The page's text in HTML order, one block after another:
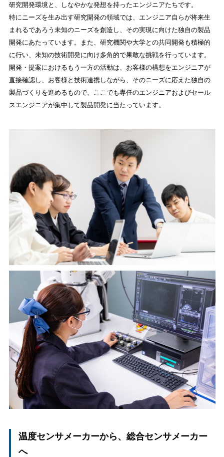
研究開発環境と、しなやかな発想を持ったエンジニアたちです。
特にニーズを生み出す研究開発の領域では、エンジニア自らが将来生
まれるであろう未知のニーズを創造し、その実現に向けた独自の製品
開発にあたっています。また、研究機関や大学との共同開発も積極的
に行い、未知の技術開発に向け多角的で果敢な挑戦を行っています。
開発・提案におけるもう一方の活動は、お客様の構想をエンジニアが
直接確認し、お客様と技術連携しながら、そのニーズに応えた独自の
製品づくりを進めるもので、ここでも専任のエンジニアおよびセール
スエンジニアが集中して製品開発に当たっています。
温度センサメーカーから、総合センサメーカー
へ